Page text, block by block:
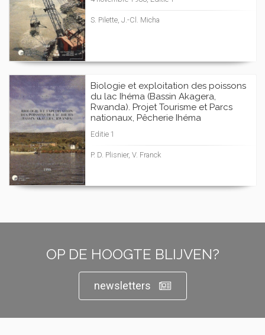
S. Pilette, J.-Cl. Micha
Biologie et exploitation des poissons
du lac Ihéma (Bassin Akagera,
Rwanda). Projet Tourisme et Parcs
nationaux, Pêcherie Ihéma
Editie 1
P. D. Plisnier, V. Franck
OP DE HOOGTE BLIJVEN?
newsletters